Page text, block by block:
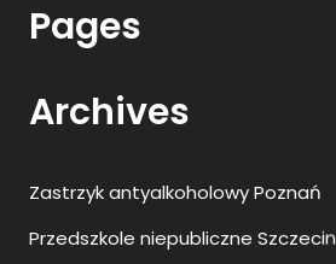
Pages
Archives
Zastrzyk antyalkoholowy Poznań
Przedszkole niepubliczne Szczecin